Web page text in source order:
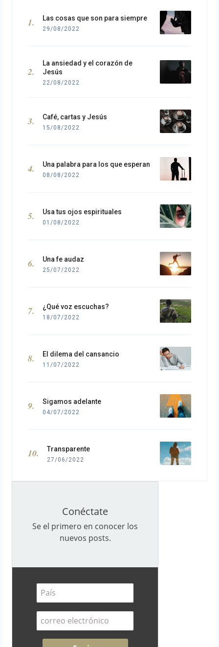
Las cosas que son para siempre
29/08/2022
La ansiedad y el corazón de
Jesús
22/08/2022
Café, cartas y Jesús
15/08/2022
Una palabra para los que esperan
08/08/2022
Usa tus ojos espirituales
01/08/2022
Una fe audaz
25/07/2022
¿Qué voz escuchas?
18/07/2022
El dilema del cansancio
11/07/2022
Sigamos adelante
04/07/2022
Transparente
27/06/2022
Conéctate
Se el primero en conocer los
nuevos posts.